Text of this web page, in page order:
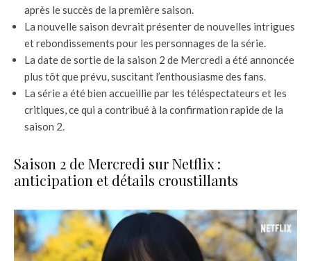
après le succès de la première saison.
La nouvelle saison devrait présenter de nouvelles intrigues
et rebondissements pour les personnages de la série.
La date de sortie de la saison 2 de Mercredi a été annoncée
plus tôt que prévu, suscitant l’enthousiasme des fans.
La série a été bien accueillie par les téléspectateurs et les
critiques, ce qui a contribué à la confirmation rapide de la
saison 2.
Saison 2 de Mercredi sur Netflix :
anticipation et détails croustillants